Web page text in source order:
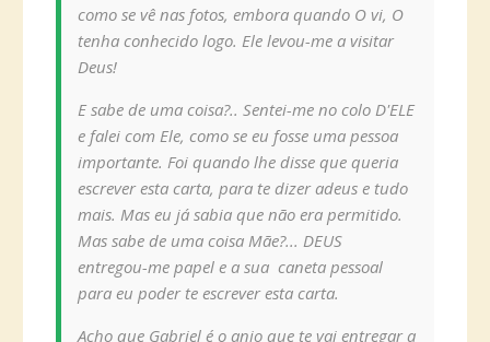
como se vê nas fotos, embora quando O vi, O
tenha conhecido logo. Ele levou-me a visitar
Deus!
E sabe de uma coisa?.. Sentei-me no colo D'ELE
e falei com Ele, como se eu fosse uma pessoa
importante. Foi quando lhe disse que queria
escrever esta carta, para te dizer adeus e tudo
mais. Mas eu já sabia que não era permitido.
Mas sabe de uma coisa Mãe?... DEUS
entregou-me papel e a sua caneta pessoal
para eu poder te escrever esta carta.
Acho que Gabriel é o anjo que te vai entregar a